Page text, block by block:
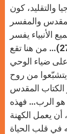
والتقليد، كون
والمفسر
يفسر
لهما جميع الكتب وما يختص به” (لوقا 27:24)… من هنا تقع
على ضياء الوحي
من روح
الكتاب المقدس
هو الرب… فهذه
أن يعمل الكهنة
في قلب الحياة